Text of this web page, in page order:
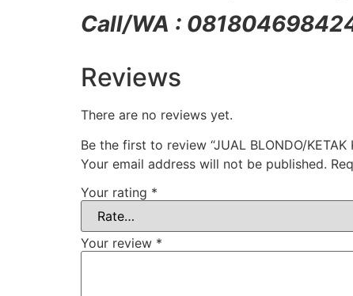
Call/WA :
Reviews
There are no reviews yet.
Be the first to review “JUAL BLONDO/KETAK
Your email address will not be published.
Your rating *
Your review *